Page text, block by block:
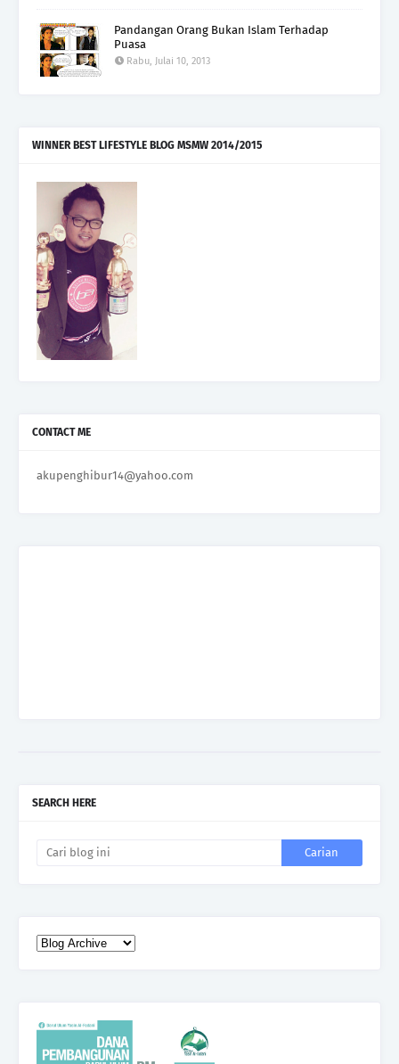
Pandangan Orang Bukan Islam Terhadap
Puasa
Rabu, Julai 10, 2013
WINNER BEST LIFESTYLE BLOG MSMW 2014/2015
CONTACT ME
akupenghibur14@yahoo.com
SEARCH HERE